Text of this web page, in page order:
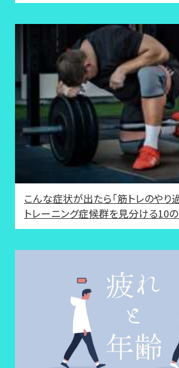
こんな症状が出たら「筋トレのやり
トレーニング症候群を見分ける10